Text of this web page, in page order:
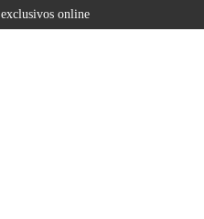
exclusivos online